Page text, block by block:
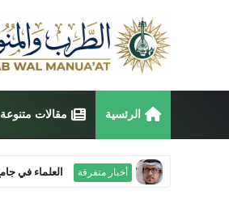
الرئسية مقالات متنوعة
النشاطات الفنية